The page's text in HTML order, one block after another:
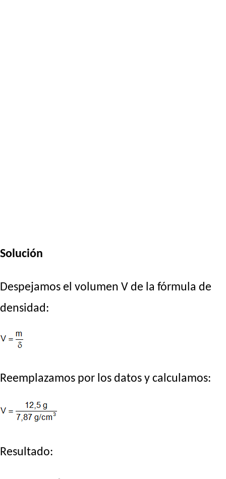
Solución
Despejamos el volumen V de la fórmula de
densidad:
Reemplazamos por los datos y calculamos:
Resultado: